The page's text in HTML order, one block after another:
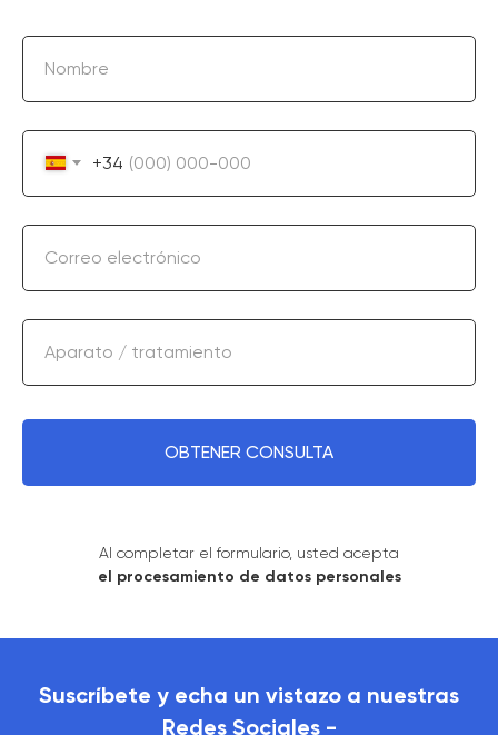
Nombre
+34
Correo electrónico
Aparato / tratamiento
OBTENER CONSULTA
Al completar el formulario, usted acepta
el procesamiento de datos personales
Suscríbete y echa un vistazo a nuestras
Redes Sociales -